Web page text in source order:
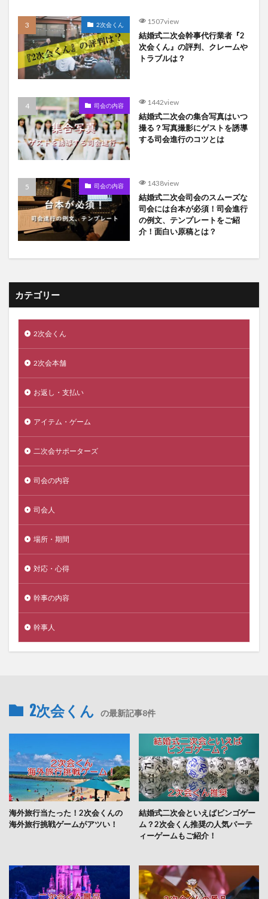
2次会くん 1507view
結婚式二次会幹事代行業者『2
次会くん』の評判、クレームや
トラブルは？
司会の内容 1442view
結婚式二次会の集合写真はいつ
撮る？写真撮影にゲストを誘導
する司会進行のコツとは
司会の内容 1438view
結婚式二次会司会のスムーズな
司会には台本が必須！司会進行
の例文、テンプレートをご紹
介！面白い原稿とは？
カテゴリー
2次会くん
2次会本舗
お返し・支払い
アイテム・ゲーム
二次会サポーターズ
司会の内容
司会人
場所・期間
対応・心得
幹事の内容
幹事人
2次会くん の最新記事8件
海外旅行当たった！2次会くんの
海外旅行挑戦ゲームがアツい！
結婚式二次会といえばビンゴゲー
ム？2次会くん推奨の人気パーテ
ィーゲームもご紹介！